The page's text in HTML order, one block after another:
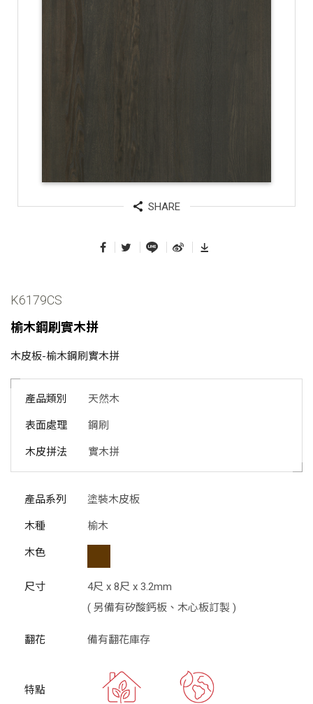
SHARE
K6179CS
榆木鋼刷實木拼
木皮板-榆木鋼刷實木拼
產品類別 天然木
表面處理 鋼刷
木皮拼法 實木拼
產品系列 塗裝木皮板
木種 榆木
木色
尺寸
4尺 x 8尺 x 3.2mm
( 另備有矽酸鈣板、木心板訂製 )
翻花 備有翻花庫存